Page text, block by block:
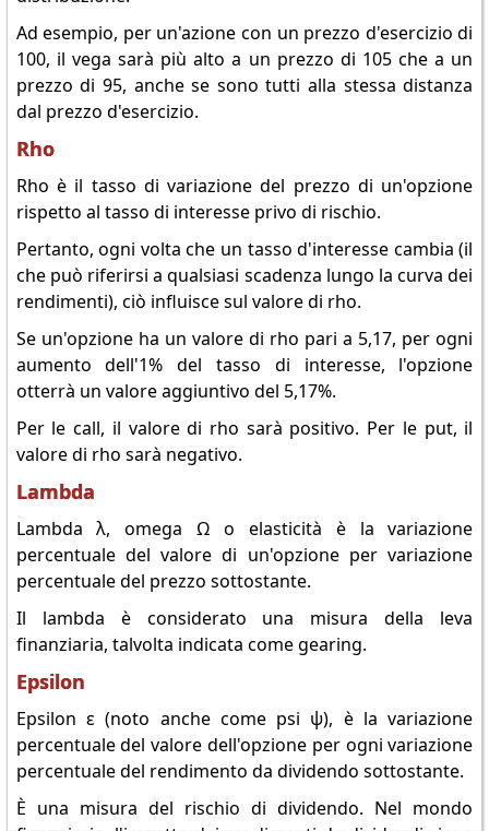
Ad esempio, per un'azione con un prezzo d'esercizio di
100, il vega sarà più alto a un prezzo di 105 che a un
prezzo di 95, anche se sono tutti alla stessa distanza
dal prezzo d'esercizio.
Rho
Rho è il tasso di variazione del prezzo di un'opzione
rispetto al tasso di interesse privo di rischio.
Pertanto, ogni volta che un tasso d'interesse cambia (il
che può riferirsi a qualsiasi scadenza lungo la curva dei
rendimenti), ciò influisce sul valore di rho.
Se un'opzione ha un valore di rho pari a 5,17, per ogni
aumento dell'1% del tasso di interesse, l'opzione
otterrà un valore aggiuntivo del 5,17%.
Per le call, il valore di rho sarà positivo. Per le put, il
valore di rho sarà negativo.
Lambda
Lambda λ, omega Ω o elasticità è la variazione
percentuale del valore di un'opzione per variazione
percentuale del prezzo sottostante.
Il lambda è considerato una misura della leva
finanziaria, talvolta indicata come gearing.
Epsilon
Epsilon ε (noto anche come psi ψ), è la variazione
percentuale del valore dell'opzione per ogni variazione
percentuale del rendimento da dividendo sottostante.
È una misura del rischio di dividendo. Nel mondo